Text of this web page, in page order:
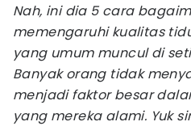
Nah, ini dia 5 cara
memengaruhi kualitas
yang umum muncul di
Banyak orang tidak
menjadi faktor besar
yang mereka alami. Yuk